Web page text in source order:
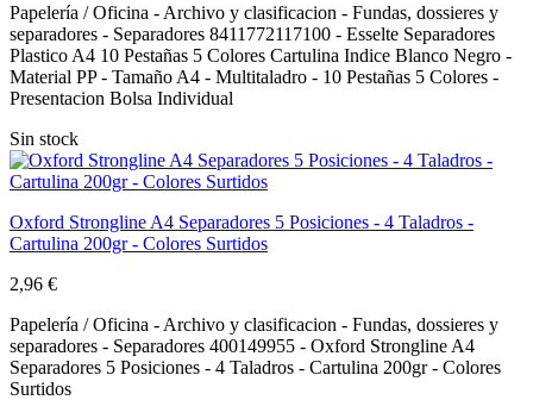
Papelería / Oficina - Archivo y clasificacion - Fundas, dossieres y
separadores - Separadores 8411772117100 - Esselte Separadores
Plastico A4 10 Pestañas 5 Colores Cartulina Indice Blanco Negro -
Material PP - Tamaño A4 - Multitaladro - 10 Pestañas 5 Colores -
Presentacion Bolsa Individual
Sin stock
Oxford Strongline A4 Separadores 5 Posiciones - 4 Taladros -
Cartulina 200gr - Colores Surtidos
2,96 €
Papelería / Oficina - Archivo y clasificacion - Fundas, dossieres y
separadores - Separadores 400149955 - Oxford Strongline A4
Separadores 5 Posiciones - 4 Taladros - Cartulina 200gr - Colores
Surtidos